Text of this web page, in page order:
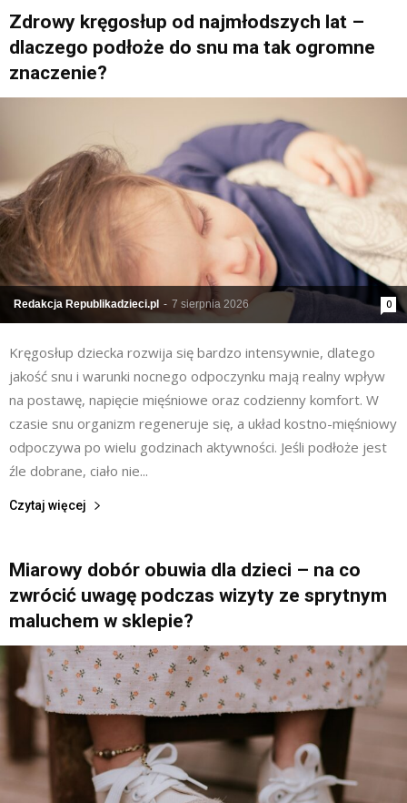
Zdrowy kręgosłup od najmłodszych lat –
dlaczego podłoże do snu ma tak ogromne
znaczenie?
Redakcja Republikadzieci.pl - 7 sierpnia 2026 0
Kręgosłup dziecka rozwija się bardzo intensywnie, dlatego
jakość snu i warunki nocnego odpoczynku mają realny wpływ
na postawę, napięcie mięśniowe oraz codzienny komfort. W
czasie snu organizm regeneruje się, a układ kostno-mięśniowy
odpoczywa po wielu godzinach aktywności. Jeśli podłoże jest
źle dobrane, ciało nie...
Czytaj więcej
Miarowy dobór obuwia dla dzieci – na co
zwrócić uwagę podczas wizyty ze sprytnym
maluchem w sklepie?